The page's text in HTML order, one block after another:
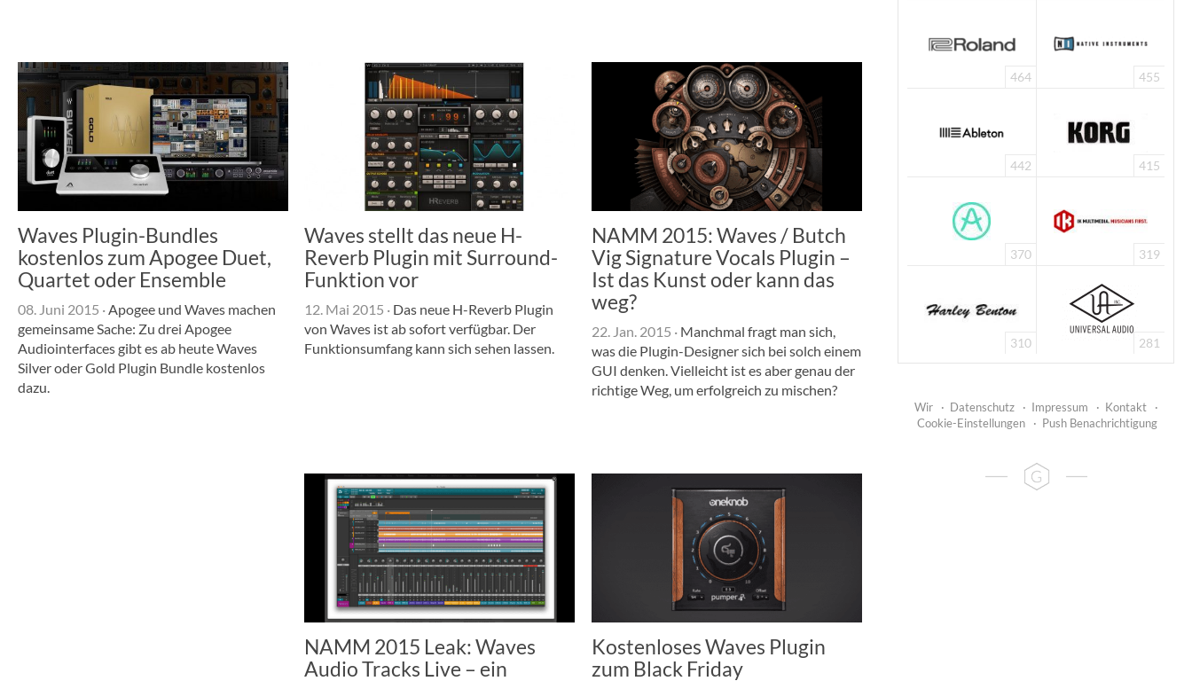
Waves Plugin-Bundles
kostenlos zum Apogee Duet,
Quartet oder Ensemble
08. Juni 2015 ·Apogee und Waves machen
gemeinsame Sache: Zu drei Apogee
Audiointerfaces gibt es ab heute Waves
Silver oder Gold Plugin Bundle kostenlos
dazu.
Waves stellt das neue H-
Reverb Plugin mit Surround-
Funktion vor
12. Mai 2015 ·Das neue H-Reverb Plugin
von Waves ist ab sofort verfügbar. Der
Funktionsumfang kann sich sehen lassen.
NAMM 2015: Waves / Butch
Vig Signature Vocals Plugin –
Ist das Kunst oder kann das
weg?
22. Jan. 2015 ·Manchmal fragt man sich,
was die Plugin-Designer sich bei solch einem
GUI denken. Vielleicht ist es aber genau der
richtige Weg, um erfolgreich zu mischen?
NAMM 2015 Leak: Waves
Audio Tracks Live – ein
Kostenloses Waves Plugin
zum Black Friday
464 455
442 415
370 319
310 281
Wir · Datenschutz · Impressum · Kontakt
·
Cookie-Einstellungen
· Push Benachrichtigung